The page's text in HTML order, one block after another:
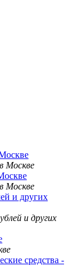
и других
средства -